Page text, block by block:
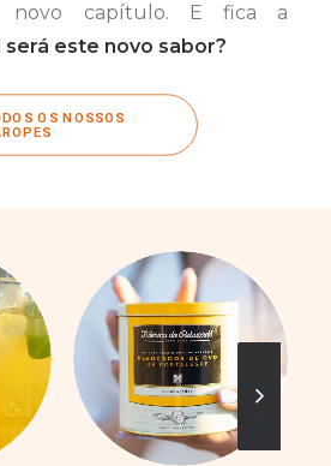
novo capítulo. E fica a
será este novo sabor?
OS NOSSOS